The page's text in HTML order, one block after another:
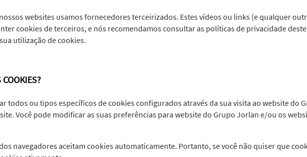
websites usamos fornecedores terceirizados. Estes vídeos ou links (e qualquer
cookies de terceiros, e nós recomendamos consultar as políticas de privacidade
utilização de cookies.
COOKIES?
todos ou tipos específicos de cookies configurados através da sua visita ao website do
Você pode modificar as suas preferências para website do Grupo Jorlan e/ou os
navegadores aceitam cookies automaticamente. Portanto, se você não quiser que